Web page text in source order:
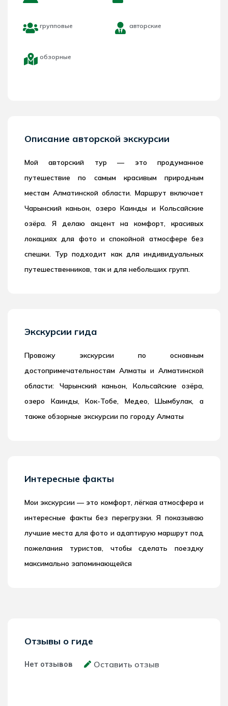
групповые авторские
обзорные
Описание авторской экскурсии
Мой авторский тур — это продуманное
путешествие по самым красивым природным
местам Алматинской области. Маршрут включает
Чарынский каньон, озеро Каинды и Кольсайские
озёра. Я делаю акцент на комфорт, красивых
локациях для фото и спокойной атмосфере без
спешки. Тур подходит как для индивидуальных
путешественников, так и для небольших групп.
Экскурсии гида
Провожу экскурсии по основным
достопримечательностям Алматы и Алматинской
области: Чарынский каньон, Кольсайские озёра,
озеро Каинды, Кок-Тобе, Медео, Шымбулак, а
также обзорные экскурсии по городу Алматы
Интересные факты
Мои экскурсии — это комфорт, лёгкая атмосфера и
интересные факты без перегрузки. Я показываю
лучшие места для фото и адаптирую маршрут под
пожелания туристов, чтобы сделать поездку
максимально запоминающейся
Отзывы о гиде
Нет отзывов Оставить отзыв